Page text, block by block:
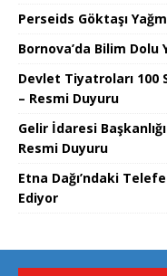
Perseids Göktaşı
Bornova’da Bilim
Devlet Tiyatroları 100
– Resmi Duyuru
Gelir İdaresi
Resmi Duyuru
Etna Dağı’ndaki
Ediyor